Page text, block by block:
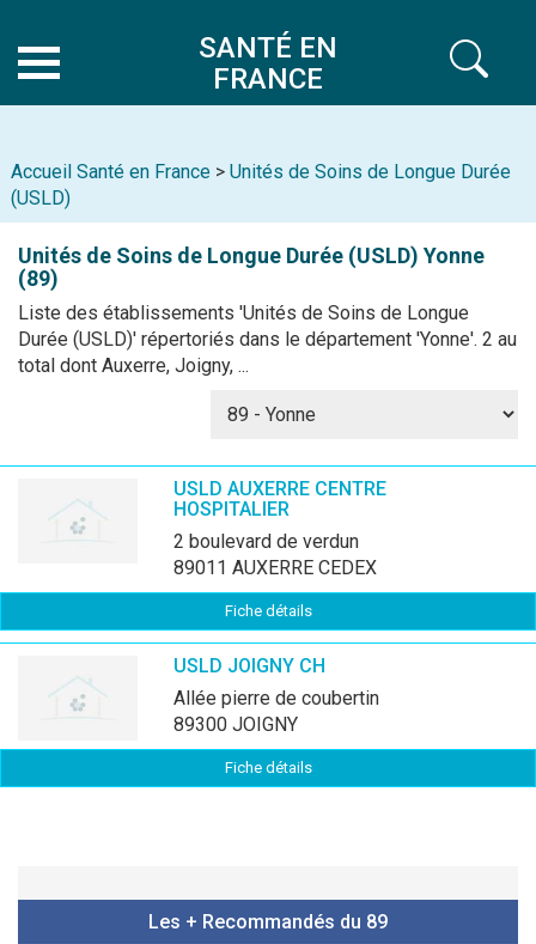
SANTÉ EN
FRANCE
Accueil Santé en France > Unités de Soins de Longue Durée
(USLD)
Unités de Soins de Longue Durée (USLD) Yonne
(89)
Liste des établissements 'Unités de Soins de Longue
Durée (USLD)' répertoriés dans le département 'Yonne'. 2 au
total dont Auxerre, Joigny, ...
USLD AUXERRE CENTRE
HOSPITALIER
2 boulevard de verdun
89011 AUXERRE CEDEX
Fiche détails
USLD JOIGNY CH
allée pierre de coubertin
89300 JOIGNY
Fiche détails
Les + Recommandés du 89